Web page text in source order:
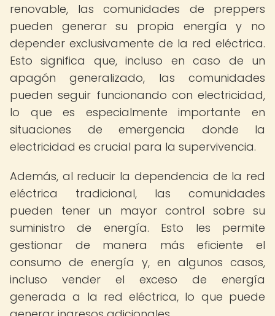
renovable, las comunidades de preppers
pueden generar su propia energía y no
depender exclusivamente de la red eléctrica.
Esto significa que, incluso en caso de un
apagón generalizado, las comunidades
pueden seguir funcionando con electricidad,
lo que es especialmente importante en
situaciones de emergencia donde la
electricidad es crucial para la supervivencia.
Además, al reducir la dependencia de la red
eléctrica tradicional, las comunidades
pueden tener un mayor control sobre su
suministro de energía. Esto les permite
gestionar de manera más eficiente el
consumo de energía y, en algunos casos,
incluso vender el exceso de energía
generada a la red eléctrica, lo que puede